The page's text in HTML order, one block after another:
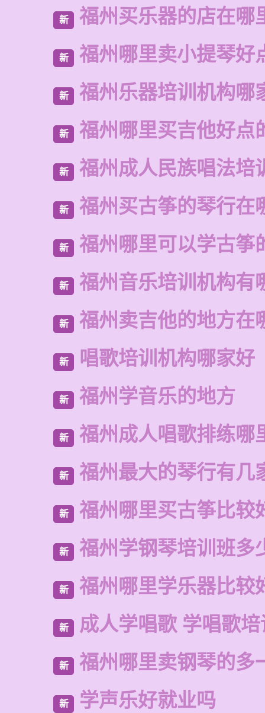
新 福州买乐器的店在哪
新 福州哪里卖小提琴好
新 福州乐器培训机构哪
新 福州哪里买吉他好点
新 福州成人民族唱法培
新 福州买古筝的琴行在
新 福州哪里可以学古筝
新 福州音乐培训机构有
新 福州卖吉他的地方在
新 唱歌培训机构哪家好
新 福州学音乐的地方
新 福州成人唱歌排练哪
新 福州最大的琴行有几
新 福州哪里买古筝比较
新 福州学钢琴培训班多
新 福州哪里学乐器比较
新 成人学唱歌 学唱歌
新 福州哪里卖钢琴的多
新 学声乐好就业吗